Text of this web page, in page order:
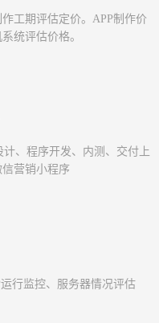
工期评估定价。APP制作价
统评估价格。
、程序开发、内测、交付上
营销小程序
行监控、服务器情况评估